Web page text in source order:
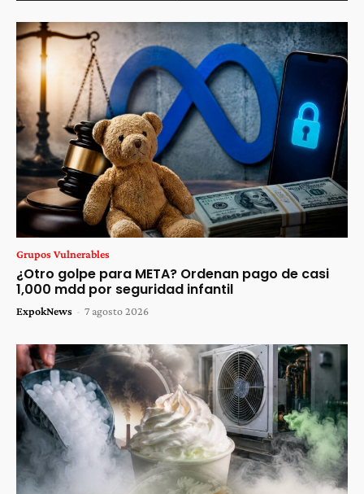
Grupos Vulnerables
¿Otro golpe para META? Ordenan pago de casi
1,000 mdd por seguridad infantil
ExpokNews - 7 agosto 2026